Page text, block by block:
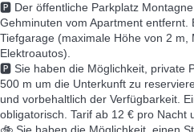
🅿️ Der öffentliche Parkplatz
Gehminuten vom Apartment entfernt.
Tiefgarage (maximale Höhe von 2
Elektroautos).
🅿️ Sie haben die Möglichkeit, private
500 m um die Unterkunft zu
und vorbehaltlich der Verfügbarkeit.
obligatorisch. Tarif ab 12 € pro Nacht